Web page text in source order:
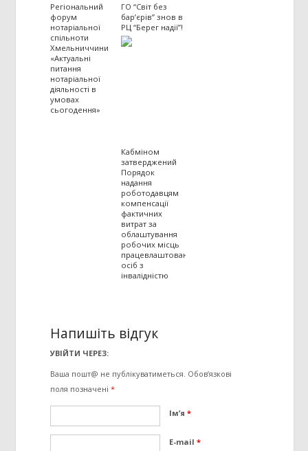
Регіональний
форум
нотаріальної
спільноти
Хмельниччини
«Актуальні
питання
нотаріальної
діяльності в
умовах
сьогодення»
ГО “Світ без
бар’єрів” знов в
РЦ “Берег надії”!
Кабміном
затверджений
Порядок
надання
роботодавцям
компенсації
фактичних
витрат за
облаштування
робочих місць
працевлаштованих
осіб з
інвалідністю
Напишіть відгук
УВІЙТИ ЧЕРЕЗ:
Ваша пошт@ не публікуватиметься. Обов’язкові
поля позначені*
Ім’я*
E-mail*